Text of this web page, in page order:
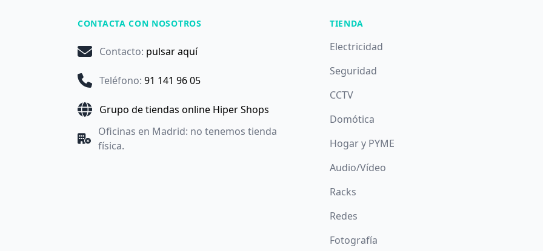
CONTACTA CON NOSOTROS
Contacto: pulsar aquí
Teléfono: 91 141 96 05
Grupo de tiendas online Hiper Shops
Oficinas en Madrid: no tenemos tienda
física.
TIENDA
Electricidad
Seguridad
CCTV
Domótica
Hogar y PYME
Audio/Vídeo
Racks
Redes
Fotografía